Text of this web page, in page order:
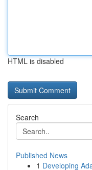
HTML is disabled
Search
Published News
1 Developing